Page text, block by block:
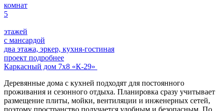
комнат
5
этажей
с мансардой
два этажа, эркер, кухня-гостиная
проект подробнее
Каркасный дом 7х8 «К-29»
Деревянные дома с кухней подходят для постоянного
проживания и сезонного отдыха. Планировка сразу учитывает
размещение плиты, мойки, вентиляции и инженерных сетей,
поэтому пространство получается удобным и безопасным. По